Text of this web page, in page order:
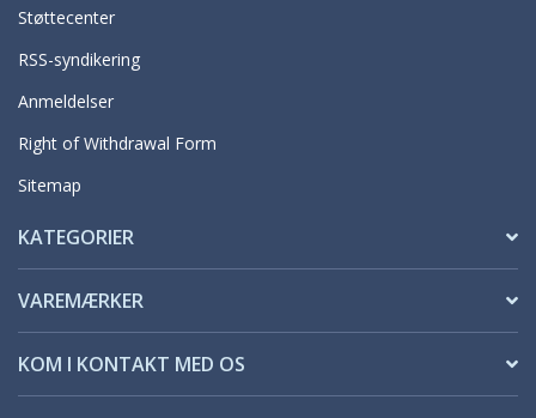
Støttecenter
RSS-syndikering
Anmeldelser
Right of Withdrawal Form
Sitemap
KATEGORIER
VAREMÆRKER
KOM I KONTAKT MED OS